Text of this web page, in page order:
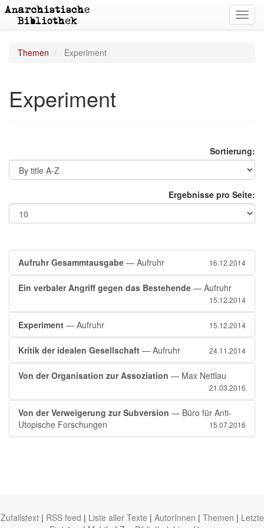
Themen Experiment
Experiment
Sortierung:
Ergebnisse pro Seite:
Aufruhr Gesammtausgabe — Aufruhr 16.12.2014
Ein verbaler Angriff gegen das Bestehende — Aufruhr
15.12.2014
Experiment — Aufruhr 15.12.2014
Kritik der idealen Gesellschaft — Aufruhr 24.11.2014
Von der Organisation zur Assoziation — Max Nettlau
21.03.2016
Von der Verweigerung zur Subversion — Büro für Anti-
Utopische Forschungen
15.07.2016
Zufallstext | RSS feed | Liste aller Texte | AutorInnen | Themen | Letzte